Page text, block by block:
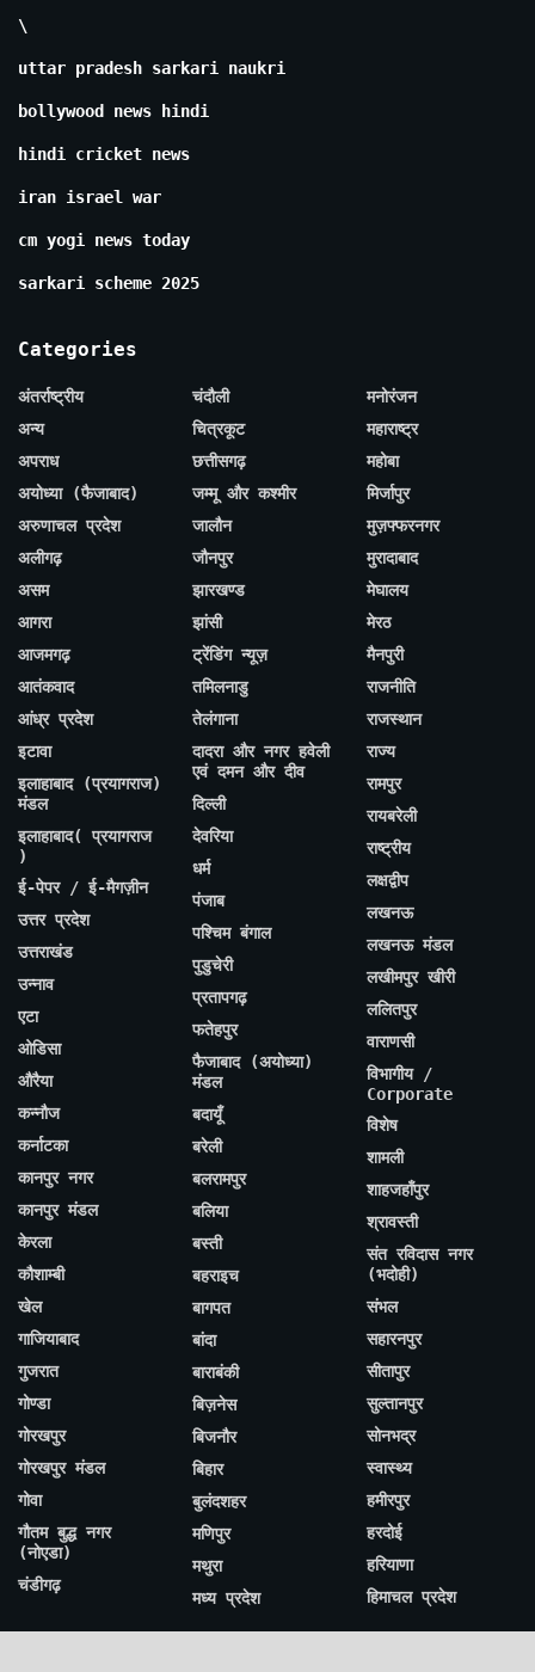
\
uttar pradesh sarkari naukri
bollywood news hindi
hindi cricket news
iran israel war
cm yogi news today
sarkari scheme 2025
Categories
अंतर्राष्ट्रीय
अन्य
अपराध
अयोध्या (फैजाबाद)
अरुणाचल प्रदेश
अलीगढ़
असम
आगरा
आजमगढ़
आतंकवाद
आंध्र प्रदेश
इटावा
इलाहाबाद (प्रयागराज)
मंडल
इलाहाबाद( प्रयागराज
)
ई-पेपर / ई-मैगज़ीन
उत्तर प्रदेश
उत्तराखंड
उन्नाव
एटा
ओडिसा
औरैया
कन्नौज
कर्नाटका
कानपुर नगर
कानपुर मंडल
केरला
कौशाम्बी
खेल
गाजियाबाद
गुजरात
गोण्डा
गोरखपुर
गोरखपुर मंडल
गोवा
गौतम बुद्ध नगर
(नोएडा)
चंडीगढ़
चंदौली
चित्रकूट
छत्तीसगढ़
जम्मू और कश्मीर
जालौन
जौनपुर
झारखण्ड
झांसी
ट्रेंडिंग न्यूज़
तमिलनाडु
तेलंगाना
दादरा और नगर हवेली
एवं दमन और दीव
दिल्ली
देवरिया
धर्म
पंजाब
पश्चिम बंगाल
पुडुचेरी
प्रतापगढ़
फतेहपुर
फैजाबाद (अयोध्या)
मंडल
बदायूँ
बरेली
बलरामपुर
बलिया
बस्ती
बहराइच
बागपत
बांदा
बाराबंकी
बिज़नेस
बिजनौर
बिहार
बुलंदशहर
मणिपुर
मथुरा
मध्य प्रदेश
मनोरंजन
महाराष्ट्र
महोबा
मिर्जापुर
मुज़फ्फरनगर
मुरादाबाद
मेघालय
मेरठ
मैनपुरी
राजनीति
राजस्थान
राज्य
रामपुर
रायबरेली
राष्ट्रीय
लक्षद्वीप
लखनऊ
लखनऊ मंडल
लखीमपुर खीरी
ललितपुर
वाराणसी
विभागीय /
Corporate
विशेष
शामली
शाहजहाँपुर
श्रावस्ती
संत रविदास नगर
(भदोही)
संभल
सहारनपुर
सीतापुर
सुल्तानपुर
सोनभद्र
स्वास्थ्य
हमीरपुर
हरदोई
हरियाणा
हिमाचल प्रदेश